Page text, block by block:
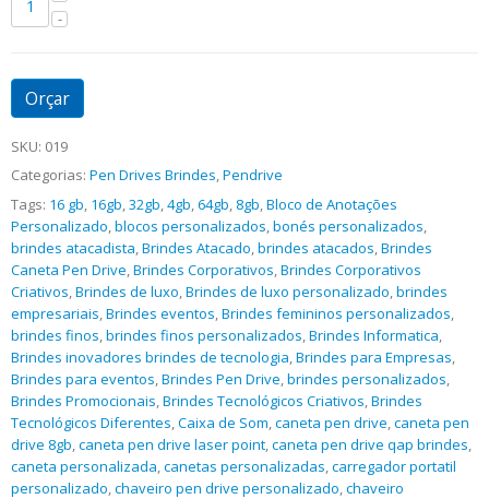
Orçar
SKU: 019
Categorias: Pen Drives Brindes,Pendrive
Tags: 16 gb, 16gb,32gb,4gb,64gb, 8gb,Bloco de Anotações
Personalizado,blocos personalizados,bonés personalizados,
brindes atacadista,Brindes Atacado,brindes atacados,Brindes
Caneta Pen Drive,Brindes Corporativos,Brindes Corporativos
Criativos,Brindes de luxo,Brindes de luxo personalizado,brindes
empresariais,Brindes eventos,Brindes femininos personalizados,
brindes finos,brindes finos personalizados,Brindes Informatica,
Brindes inovadores brindes de tecnologia,Brindes para Empresas,
Brindes para eventos,Brindes Pen Drive,brindes personalizados,
Brindes Promocionais,Brindes Tecnológicos Criativos,Brindes
Tecnológicos Diferentes,Caixa de Som,caneta pen drive,caneta pen
drive 8gb,caneta pen drive laser point,caneta pen drive qap brindes,
caneta personalizada,canetas personalizadas,carregador portatil
personalizado,chaveiro pen drive personalizado,chaveiro